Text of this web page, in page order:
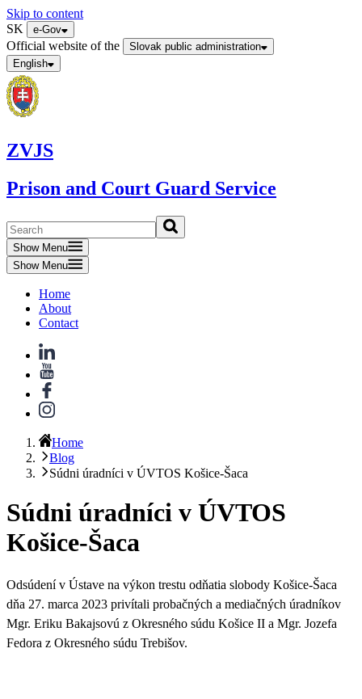
Skip to content
SK
e-Gov
Official website of the
Slovak public administration
English
ZVJS
Prison and Court Guard Service
Show Menu
Show Menu
Home
About
Contact
Home
Blog
Súdni úradníci v ÚVTOS Košice-Šaca
Súdni úradníci v ÚVTOS
Košice-Šaca
Odsúdení v Ústave na výkon trestu odňatia slobody Košice-Šaca
dňa 27. marca 2023 privítali probačných a mediačných úradníkov
Mgr. Eriku Bakajsovú z Okresného súdu Košice II a Mgr. Jozefa
Fedora z Okresného súdu Trebišov.